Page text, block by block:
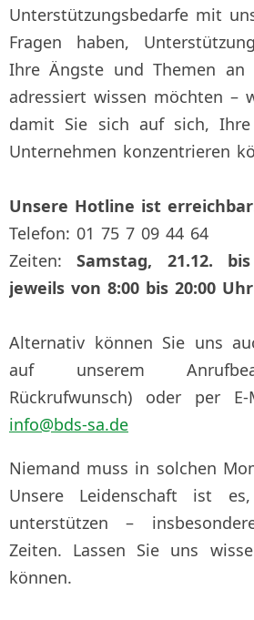
Unterstützungsbedarfe mit
Fragen haben,
Ihre Ängste und Themen
adressiert wissen möchten –
damit Sie sich auf sich,
Unternehmen konzentrieren
Unsere Hotline ist
Telefon: 01 75 7 09 44 64
Zeiten:Samstag, 21.12.
jeweils von 8:00 bis 20:00 Uhr
Alternativ können Sie uns
auf unserem
Rückrufwunsch) oder per
info@bds-sa.de
Niemand muss in solchen
Unsere Leidenschaft ist
unterstützen –
Zeiten. Lassen Sie uns
können.